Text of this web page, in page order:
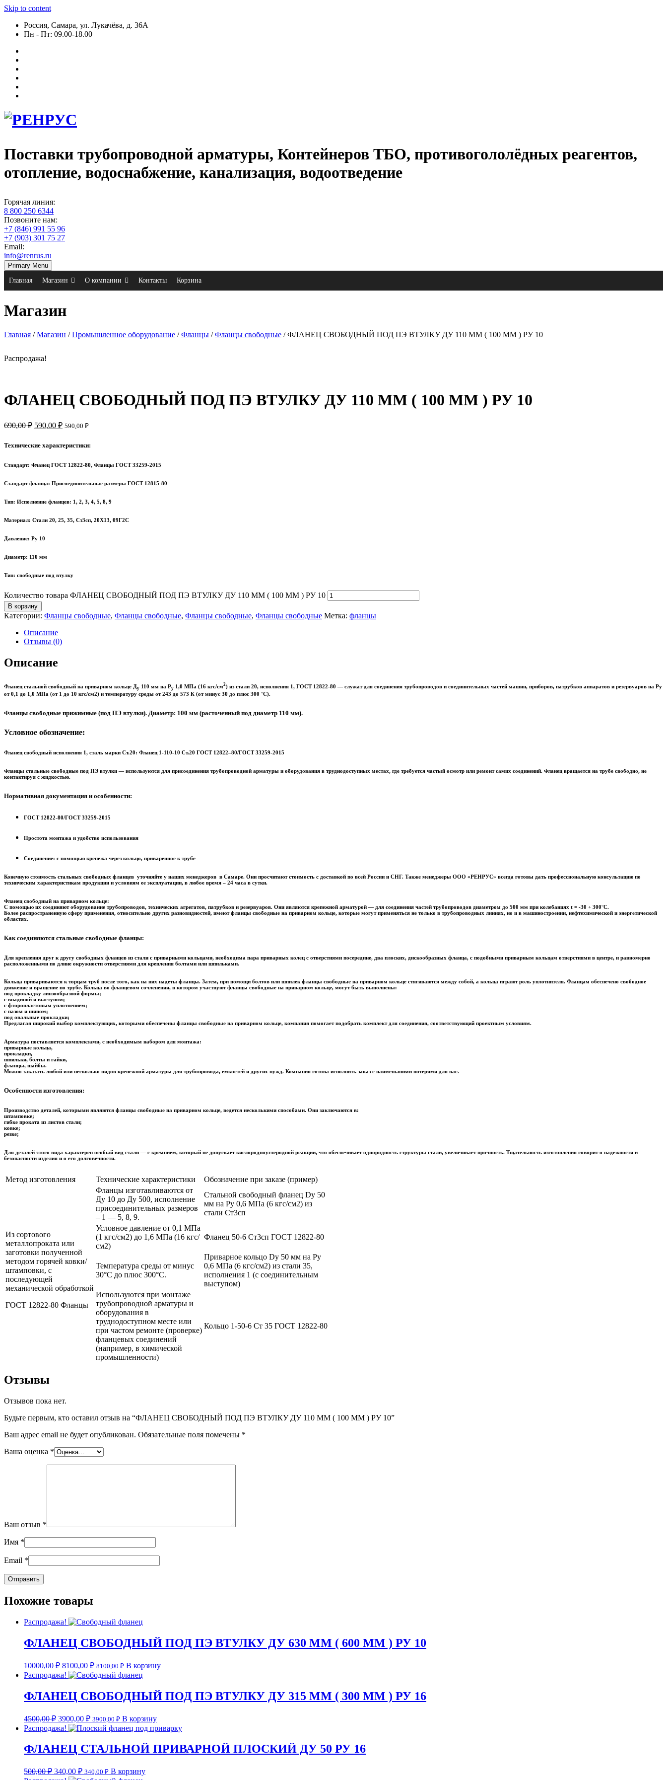
Skip to content
Россия, Самара, ул. Лукачёва, д. 36А
Пн - Пт: 09.00-18.00
Поставки трубопроводной арматуры, Контейнеров ТБО, противогололёдных реагентов,
отопление, водоснабжение, канализация, водоотведение
Горячая линия:
8 800 250 6344
Позвоните нам:
+7 (846) 991 55 96
+7 (903) 301 75 27
Email:
info@renrus.ru
Primary Menu
Главная
Магазин О компании Контакты Корзина
Магазин
Главная /Магазин /Промышленное оборудование /Фланцы /Фланцы свободные / ФЛАНЕЦ СВОБОДНЫЙ ПОД ПЭ ВТУЛКУ ДУ 110 ММ ( 100 ММ ) РУ 10
Распродажа!
ФЛАНЕЦ СВОБОДНЫЙ ПОД ПЭ ВТУЛКУ ДУ 110 ММ ( 100 ММ ) РУ 10
690,00₽ 590,00 ₽ 590,00 ₽
Технические характеристики:
Стандарт: Фланец ГОСТ 12822-80, Фланцы ГОСТ 33259-2015
Стандарт фланца: Присоединительные размеры ГОСТ 12815-80
Тип: Исполнение фланцев: 1, 2, 3, 4, 5, 8, 9
Материал: Стали 20, 25, 35, Ст3сп, 20Х13, 09Г2С
Давление: Ру 10
Диаметр: 110 мм
Тип: свободные под втулку
Количество товара ФЛАНЕЦ СВОБОДНЫЙ ПОД ПЭ ВТУЛКУ ДУ 110 ММ ( 100 ММ ) РУ 10
В корзину
Категории: Фланцы свободные, Фланцы свободные, Фланцы свободные, Фланцы свободные Метка: фланцы
Описание
Отзывы (0)
Описание
Фланец стальной свободный на приварном кольце Ду 110 мм на Ру 1,0 МПа (16 кгс/см2) из стали 20, исполнения 1, ГОСТ 12822-80 — служат для соединения трубопроводов и соединительных частей машин, приборов, патрубков аппаратов и резервуаров на Ру
от 0,1 до 1,0 МПа (от 1 до 10 кгс/см2) и температуру среды от 243 до 573 К (от минус 30 до плюс 300 °С).
Фланцы свободные прижимные (под ПЭ втулки). Диаметр: 100 мм (расточенный под диаметр 110 мм).
Условное обозначение:
Фланец свободный исполнения 1, сталь марки Ст.20: Фланец 1-110-10 Ст.20 ГОСТ 12822–80/ГОСТ 33259-2015
Фланцы стальные свободные под ПЭ втулки — используются для присоединения трубопроводной арматуры и оборудования в труднодоступных местах, где требуется частый осмотр или ремонт самих соединений. Фланец вращается на трубе свободно, не
контактируя с жидкостью.
Нормативная документация и особенности:
ГОСТ 12822-80/ГОСТ 33259-2015
Простота монтажа и удобство использования
Соединение: с помощью крепежа через кольцо, приваренное к трубе
Конечную стоимость стальных свободных фланцев уточняйте у наших менеджеров в Самаре. Они просчитают стоимость с доставкой по всей России и СНГ. Также менеджеры ООО «РЕНРУС» всегда готовы дать профессиональную консультацию по
техническим характеристикам продукции и условиям ее эксплуатации, в любое время – 24 часа в сутки.
Фланец свободный на приварном кольце:
С помощью их соединяют оборудование трубопроводов, технических агрегатов, патрубков и резервуаров. Они являются крепежной арматурой — для соединения частей трубопроводов диаметром до 500 мм при колебаниях t = ­-30 + 300°С.
Более распространенную сферу применения, относительно других разновидностей, имеют фланцы свободные на приварном кольце, которые могут применяться не только в трубопроводных линиях, но и в машиностроении, нефтехимической и энергетической
областях.
Как соединяются стальные свободные фланцы:
Для крепления друг к другу свободных фланцев из стали с приварными кольцами, необходима пара приварных колец с отверстиями посередине, два плоских, дискообразных фланца, с подобными приварным кольцам отверстиями в центре, и равномерно
расположенными по длине окружности отверстиями для крепления болтами или шпильками.
Кольца привариваются к торцам труб после того, как на них надеты фланцы. Затем, при помощи болтов или шпилек фланцы свободные на приварном кольце стягиваются между собой, а кольца играют роль уплотнителя. Фланцам обеспечено свободное
движение и вращение по трубе. Кольца во фланцевом сочленении, в котором участвуют фланцы свободные на приварном кольце, могут быть выполнены:
под прокладку линзообразной формы;
с впадиной и выступом;
с фторопластовым уплотнением;
с пазом и шипом;
под овальные прокладки;
Предлагая широкий выбор комплектующих, которыми обеспечены фланцы свободные на приварном кольце, компания помогает подобрать комплект для соединения, соответствующий проектным условиям.
Арматура поставляется комплектами, с необходимым набором для монтажа:
приварные кольца,
прокладки,
шпильки, болты и гайки,
фланцы, шайбы.
Можно заказать любой или несколько видов крепежной арматуры для трубопровода, емкостей и других нужд. Компания готова исполнить заказ с наименьшими потерями для вас.
Особенности изготовления:
Производство деталей, которыми являются фланцы свободные на приварном кольце, ведется несколькими способами. Они заключаются в:
штамповке;
гибке проката из листов стали;
ковке;
резке;
Для деталей этого вида характерен особый вид стали — с кремнием, который не допускает кислородно­углеродной реакции, что обеспечивает однородность структуры стали, увеличивает прочность. Тщательность изготовления говорит о надежности и
безопасности изделия и о его долговечности.
Метод изготовления Технические характеристики Обозначение при заказе (пример)
Из сортового
металлопроката или
заготовки полученной
методом горячей ковки/
штамповки, с
последующей
механической обработкой
ГОСТ 12822-80 Фланцы
Фланцы изготавливаются от
Ду 10 до Ду 500, исполнение
присоединительных размеров
– 1 — 5, 8, 9.
Стальной свободный фланец Dy 50
мм на Рy 0,6 МПа (6 кгс/см2) из
стали Ст3сп
Условное давление от 0,1 МПа
(1 кгс/см2) до 1,6 МПа (16 кгс/
см2)
Фланец 50-6 Ст3сп ГОСТ 12822-80
Температура среды от минус
30°С до плюс 300°С.
Приварное кольцо Dy 50 мм на Рy
0,6 МПа (6 кгс/см2) из стали 35,
исполнения 1 (с соединительным
выступом)
Используются при монтаже
трубопроводной арматуры и
оборудования в
труднодоступном месте или
при частом ремонте (проверке)
фланцевых соединений
(например, в химической
промышленности)
Кольцо 1-50-6 Ст 35 ГОСТ 12822-80
Отзывы
Отзывов пока нет.
Будьте первым, кто оставил отзыв на “ФЛАНЕЦ СВОБОДНЫЙ ПОД ПЭ ВТУЛКУ ДУ 110 ММ ( 100 ММ ) РУ 10”
Ваш адрес email не будет опубликован. Обязательные поля помечены *
Ваша оценка *
Ваш отзыв *
Имя *
Email *
Похожие товары
Распродажа!
ФЛАНЕЦ СВОБОДНЫЙ ПОД ПЭ ВТУЛКУ ДУ 630 ММ ( 600 ММ ) РУ 10
10000,00₽ 8100,00 ₽ 8100,00 ₽ В корзину
Распродажа!
ФЛАНЕЦ СВОБОДНЫЙ ПОД ПЭ ВТУЛКУ ДУ 315 ММ ( 300 ММ ) РУ 16
4500,00₽ 3900,00 ₽ 3900,00 ₽ В корзину
Распродажа!
ФЛАНЕЦ СТАЛЬНОЙ ПРИВАРНОЙ ПЛОСКИЙ ДУ 50 РУ 16
500,00₽ 340,00 ₽ 340,00 ₽ В корзину